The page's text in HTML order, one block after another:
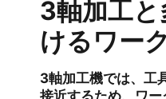
3軸加工
けるワー
3軸加工機では、工
接近するため、ワ